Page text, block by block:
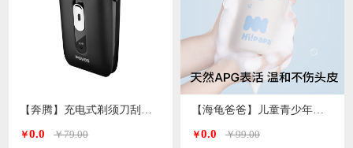
【奔腾】充电式剃须刀刮胡刀PQ8602
￥0.0 ￥79.00
【海龟爸爸】儿童青少年沐浴露/洗发水500ml/瓶
￥0.0 ￥99.00